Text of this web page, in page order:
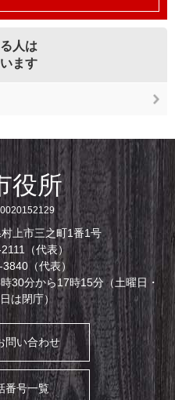
人は
ます
役所
上市三之町1番1号
（代表）
（代表）
30分から17時15分（土曜日・
は閉庁）
問い合わせ
番号一覧